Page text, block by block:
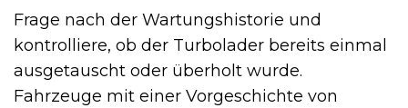
Frage nach der Wartungshistorie und
kontrolliere, ob der Turbolader bereits einmal
ausgetauscht oder überholt wurde.
Fahrzeuge mit einer Vorgeschichte von